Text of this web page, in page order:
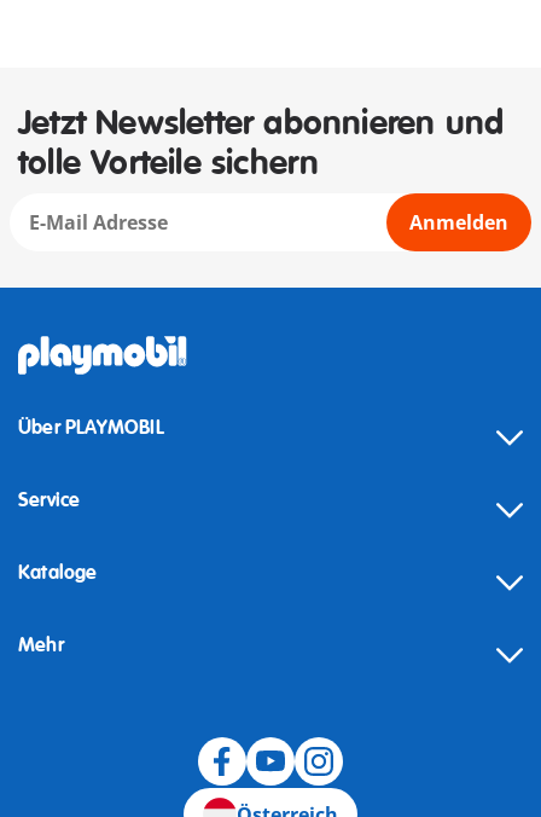
Jetzt Newsletter abonnieren und
tolle Vorteile sichern
Anmelden
Über PLAYMOBIL
Service
Kataloge
Mehr